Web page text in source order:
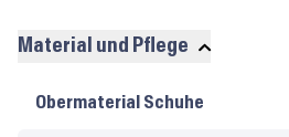
Material und Pflege
Material
Obermaterial Schuhe